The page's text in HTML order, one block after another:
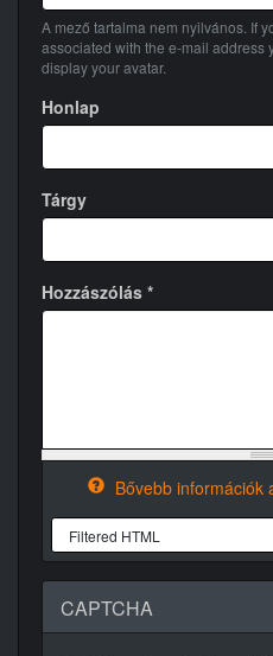
A mező tartalma nem nyilvános. If
associated with the e-mail address
display your avatar.
Honlap
Tárgy
Hozzászólás *
Bővebb információk
CAPTCHA